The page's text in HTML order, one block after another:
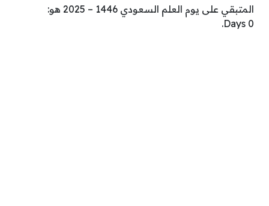
المتبقي على يوم العلم السعودي 1446 – 2025 هو:
0
Days
.